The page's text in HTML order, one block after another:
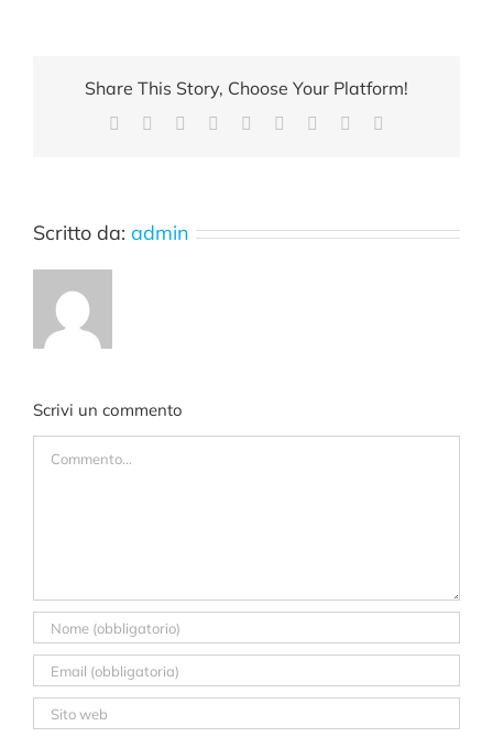
Share This Story, Choose Your Platform!
Facebook Reddit LinkedInWhatsApp
TumblrPinterest
Scritto da: admin
Scrivi un commento